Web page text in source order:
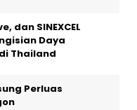
dan SINEXCEL
Daya
Thailand
Perluas